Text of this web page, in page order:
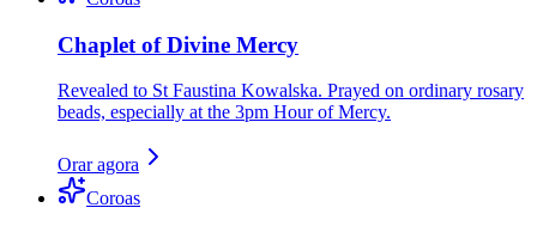
Chaplet of Divine Mercy
Revealed to St Faustina Kowalska. Prayed on ordinary rosary
beads, especially at the 3pm Hour of Mercy.
Orar agora
Coroas